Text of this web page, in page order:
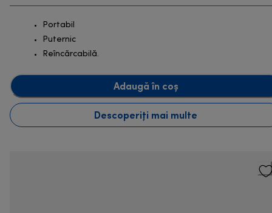
Portabil
Puternic
Reîncărcabilă.
Adaugă în coș
Descoperiți mai multe